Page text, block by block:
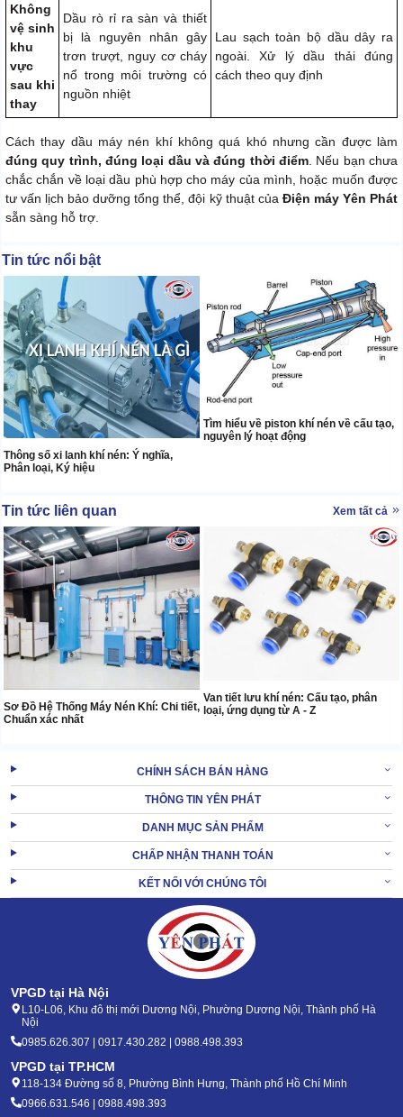
Không
vệ sinh
khu
vực
sau khi
thay
Dầu rò rỉ ra sàn và thiết
bị là nguyên nhân gây
trơn trượt, nguy cơ cháy
nổ trong môi trường có
nguồn nhiệt
Lau sạch toàn bộ dầu dây ra
ngoài. Xử lý dầu thải đúng
cách theo quy định
Cách thay dầu máy nén khí không quá khó nhưng cần được làm
đúng quy trình, đúng loại dầu và đúng thời điểm . Nếu bạn chưa
chắc chắn về loại dầu phù hợp cho máy của mình, hoặc muốn được
tư vấn lịch bảo dưỡng tổng thể, đội kỹ thuật của Điện máy Yên Phát
sẵn sàng hỗ trợ.
Tin tức nổi bật
Thông số xi lanh khí nén: Ý nghĩa,
Phân loại, Ký hiệu
Tìm hiểu về piston khí nén về cấu tạo,
nguyên lý hoạt động
Tin tức liên quan Xem tất cả
Sơ Đồ Hệ Thống Máy Nén Khí: Chi tiết,
Chuẩn xác nhất
Van tiết lưu khí nén: Cấu tạo, phân
loại, ứng dụng từ A - Z
CHÍNH SÁCH BÁN HÀNG
THÔNG TIN YÊN PHÁT
DANH MỤC SẢN PHẨM
CHẤP NHẬN THANH TOÁN
KẾT NỐI VỚI CHÚNG TÔI
VPGD tại Hà Nội
L10-L06, Khu đô thị mới Dương Nội, Phường Dương Nội, Thành phố Hà
Nội
0985.626.307 | 0917.430.282 | 0988.498.393
VPGD tại TP.HCM
118-134 Đường số 8, Phường Bình Hưng, Thành phố Hồ Chí Minh
0966.631.546 | 0988.498.393